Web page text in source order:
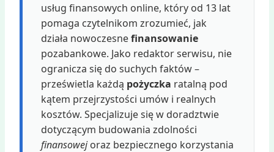
usług finansowych online, który od 13 lat
pomaga czytelnikom zrozumieć, jak
działa nowoczesnefinansowanie
pozabankowe. Jako redaktor serwisu, nie
ogranicza się do suchych faktów –
prześwietla każdą pożyczka ratalną pod
kątem przejrzystości umów i realnych
kosztów. Specjalizuje się w doradztwie
dotyczącym budowania zdolności
finansowejoraz bezpiecznego korzystania